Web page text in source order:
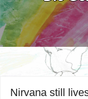
Nirvana still